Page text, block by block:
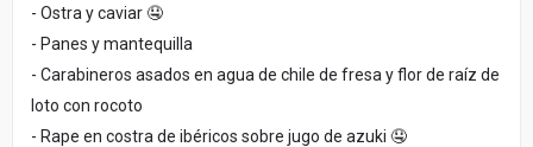
- Ostra y caviar 🤤
- Panes y mantequilla
- Carabineros asados en agua de chile de fresa y flor de raíz de
loto con rocoto
- Rape en costra de ibéricos sobre jugo de azuki 🤤